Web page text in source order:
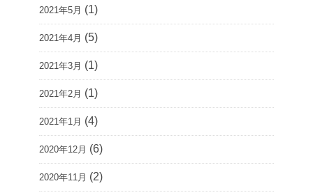
2021年5月 (1)
2021年4月 (5)
2021年3月 (1)
2021年2月 (1)
2021年1月 (4)
2020年12月 (6)
2020年11月 (2)